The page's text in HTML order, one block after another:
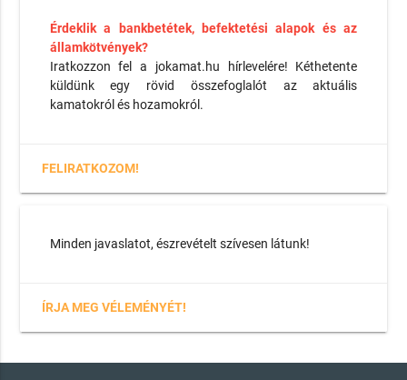
Érdeklik a bankbetétek, befektetési alapok és az
államkötvények?
Iratkozzon fel a jokamat.hu hírlevelére! Kéthetente
küldünk egy rövid összefoglalót az aktuális
kamatokról és hozamokról.
FELIRATKOZOM!
Minden javaslatot, észrevételt szívesen látunk!
ÍRJA MEG VÉLEMÉNYÉT!